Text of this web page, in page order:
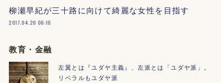
柳瀬早紀が三十路に向けて綺麗な女性を目指す
2017.04.20 06:10
教育・金融
左翼とは『ユダヤ主義』、左派とは「ユダヤ派」。
リベラルもユダヤ派